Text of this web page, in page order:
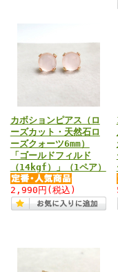
カボションピアス（ロ
ーズカット・天然石ロ
ーズクォーツ6mm）
「ゴールドフィルド
（14kgf）」（1ペア）
2,990円 (税込)